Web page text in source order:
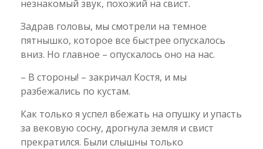
незнакомый звук, похожий на свист.
Задрав головы, мы смотрели на темное
пятнышко, которое все быстрее опускалось
вниз. Но главное – опускалось оно на нас.
– В стороны! – закричал Костя, и мы
разбежались по кустам.
Как только я успел вбежать на опушку и упасть
за вековую сосну, дрогнула земля и свист
прекратился. Были слышны только